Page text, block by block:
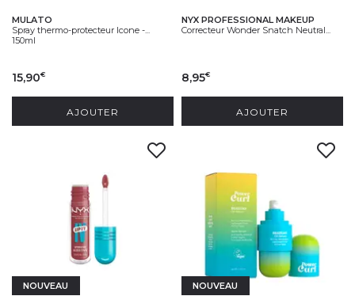
MULATO
Spray thermo-protecteur Icone -...
150ml
15,90€
AJOUTER
NYX PROFESSIONAL MAKEUP
Correcteur Wonder Snatch Neutral...
8,95€
AJOUTER
NOUVEAU NOUVEAU